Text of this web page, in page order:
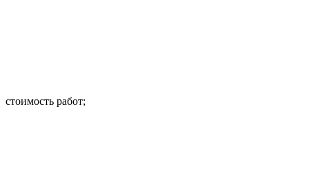
стоимость работ;